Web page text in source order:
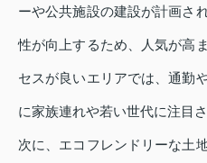
ーや公共施設の建設が計画さ
性が向上するため、人気が高
セスが良いエリアでは、通勤
に家族連れや若い世代に注目さ
次に、エコフレンドリーな土